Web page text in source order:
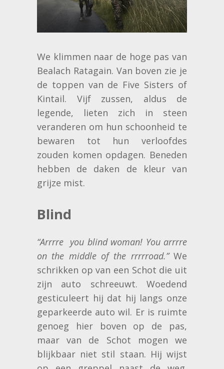
We klimmen naar de hoge pas van
Bealach Ratagain. Van boven zie je
de toppen van de Five Sisters of
Kintail. Vijf zussen, aldus de
legende, lieten zich in steen
veranderen om hun schoonheid te
bewaren tot hun verloofdes
zouden komen opdagen. Beneden
hebben de daken de kleur van
grijze mist.
Blind
“Arrrre you blind woman! You arrrre
on the middle of the rrrrroad.”We
schrikken op van een Schot die uit
zijn auto schreeuwt. Woedend
gesticuleert hij dat hij langs onze
geparkeerde auto wil. Er is ruimte
genoeg hier boven op de pas,
maar van de Schot mogen we
blijkbaar niet stil staan. Hij wijst